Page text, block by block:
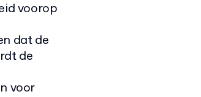
voorop
dat de
de
voor